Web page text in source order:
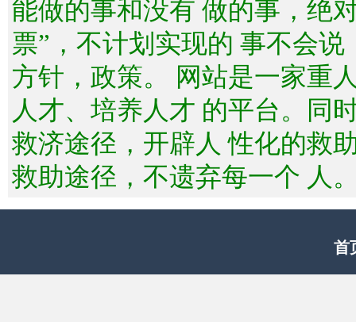
能做的事和没有 做的事，绝
票”，不计划实现的 事不会
方针，政策。 网站是一家重
人才、培养人才 的平台。同
救济途径，开辟人 性化的救
救助途径，不遗弃每一个 人
首